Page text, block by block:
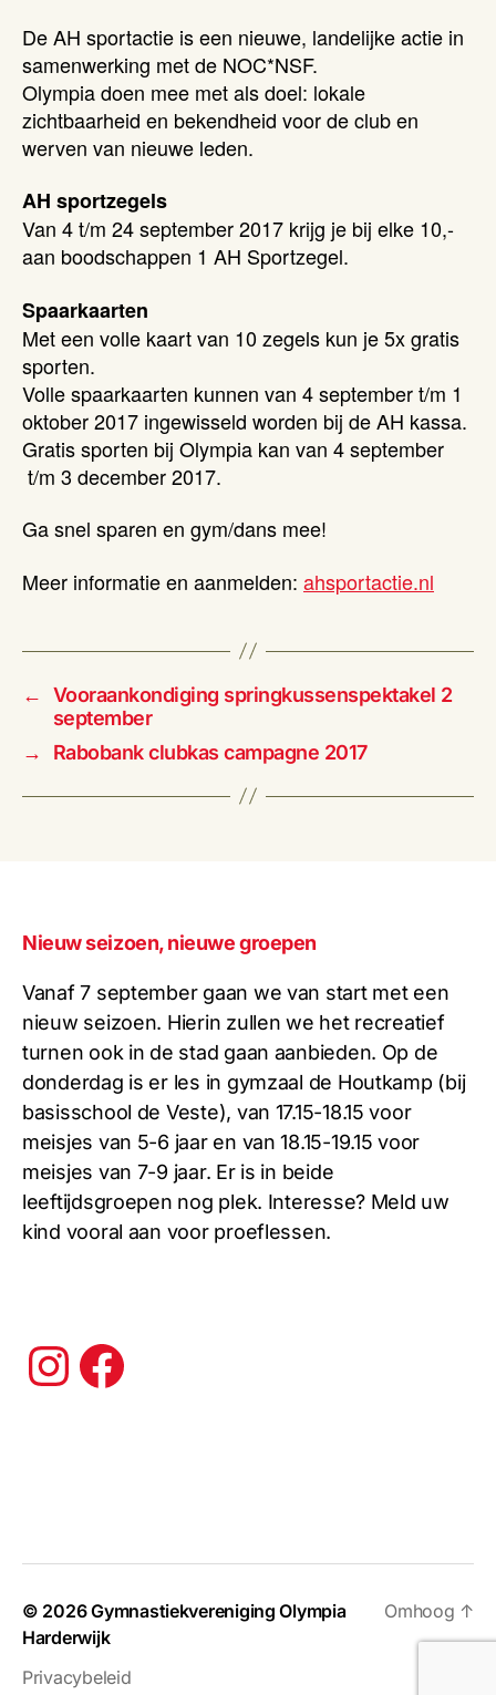
De AH sportactie is een nieuwe, landelijke actie in
samenwerking met de NOC*NSF.
Olympia doen mee met als doel: lokale
zichtbaarheid en bekendheid voor de club en
werven van nieuwe leden.
AH sportzegels
Van 4 t/m 24 september 2017 krijg je bij elke 10,-
aan boodschappen 1 AH Sportzegel.
Spaarkaarten
Met een volle kaart van 10 zegels kun je 5x gratis
sporten.
Volle spaarkaarten kunnen van 4 september t/m 1
oktober 2017 ingewisseld worden bij de AH kassa.
Gratis sporten bij Olympia kan van 4 september
t/m 3 december 2017.
Ga snel sparen en gym/dans mee!
Meer informatie en aanmelden: ahsportactie.nl
←
Vooraankondiging springkussenspektakel 2
september
→
Rabobank clubkas campagne 2017
Nieuw seizoen, nieuwe groepen
Vanaf 7 september gaan we van start met een
nieuw seizoen. Hierin zullen we het recreatief
turnen ook in de stad gaan aanbieden. Op de
donderdag is er les in gymzaal de Houtkamp (bij
basisschool de Veste), van 17.15-18.15 voor
meisjes van 5-6 jaar en van 18.15-19.15 voor
meisjes van 7-9 jaar. Er is in beide
leeftijdsgroepen nog plek. Interesse? Meld uw
kind vooral aan voor proeflessen.
Instagram
Facebook
© 2026Gymnastiekvereniging Olympia
Harderwijk
Privacybeleid
Omhoog ↑